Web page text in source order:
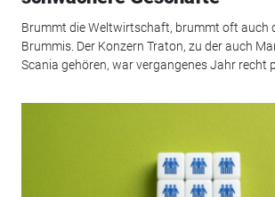
Brummt die Weltwirtschaft, brummt oft auch
Brummis. Der Konzern Traton, zu der auch
Scania gehören, war vergangenes Jahr recht